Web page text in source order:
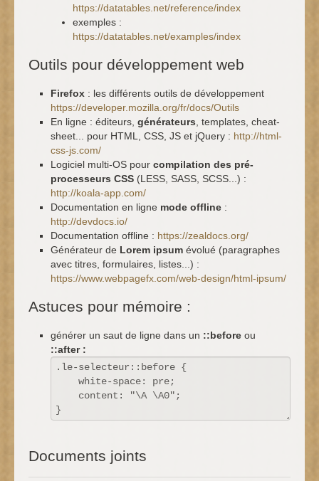
https://datatables.net/reference/index
exemples :
https://datatables.net/examples/index
Outils pour développement web
Firefox : les différents outils de développement
https://developer.mozilla.org/fr/docs/Outils
En ligne : éditeurs, générateurs , templates, cheat-
sheet... pour HTML, CSS, JS et jQuery : http://html-
css-js.com/
Logiciel multi-OS pour compilation des pré-
processeurs CSS (LESS, SASS, SCSS...) :
http://koala-app.com/
Documentation en ligne mode offline :
http://devdocs.io/
Documentation offline : https://zealdocs.org/
Générateur de Lorem ipsum évolué (paragraphes
avec titres, formulaires, listes...) :
https://www.webpagefx.com/web-design/html-ipsum/
Astuces pour mémoire :
générer un saut de ligne dans un ::before ou
::after :
Documents joints